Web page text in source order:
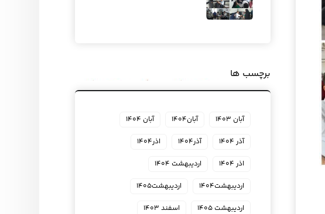
برچسب ها
آبان ۱۴۰۳ آبان۱۴۰۴
آبان ۱۴۰۴
آذر ۱۴۰۴
آذر۱۴۰۴
اذر۱۴۰۴
اذر ۱۴۰۴
اردیبهشت ۱۴۰۴
اردیبهشت۱۴۰۴
اردیبهشت۱۴۰۵
اردیبهشت ۱۴۰۵
اسفند ۱۴۰۳